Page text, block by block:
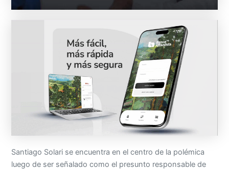
Santiago Solari se encuentra en el centro de la polémica
luego de ser señalado como el presunto responsable de